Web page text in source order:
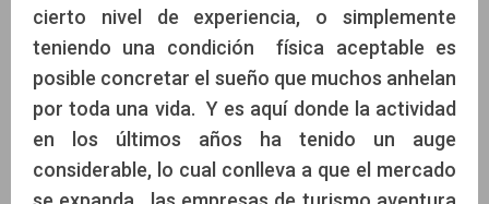
cierto nivel de experiencia, o simplemente
teniendo una condición física aceptable es
posible concretar el sueño que muchos anhelan
por toda una vida. Y es aquí donde la actividad
en los últimos años ha tenido un auge
considerable, lo cual conlleva a que el mercado